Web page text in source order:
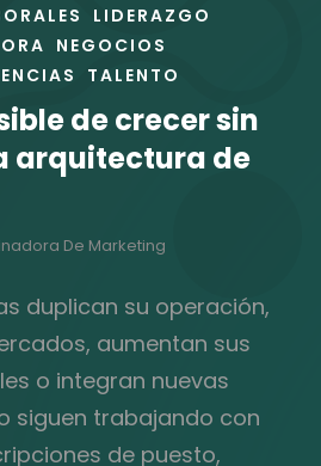
LIDERAZGO
NEGOCIOS
TALENTO
de crecer sin
arquitectura de
De Marketing
duplican su operación,
aumentan sus
o integran nuevas
siguen trabajando con
de puesto,